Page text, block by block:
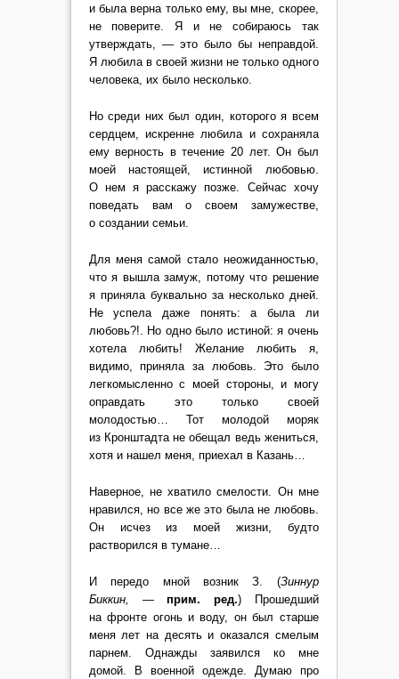
и была верна только ему, вы мне, скорее,
не поверите. Я и не собираюсь так
утверждать, — это было бы неправдой.
Я любила в своей жизни не только одного
человека, их было несколько.
Но среди них был один, которого я всем
сердцем, искренне любила и сохраняла
ему верность в течение 20 лет. Он был
моей настоящей, истинной любовью.
О нем я расскажу позже. Сейчас хочу
поведать вам о своем замужестве,
о создании семьи.
Для меня самой стало неожиданностью,
что я вышла замуж, потому что решение
я приняла буквально за несколько дней.
Не успела даже понять: а была ли
любовь?!. Но одно было истиной: я очень
хотела любить! Желание любить я,
видимо, приняла за любовь. Это было
легкомысленно с моей стороны, и могу
оправдать это только своей
молодостью… Тот молодой моряк
из Кронштадта не обещал ведь жениться,
хотя и нашел меня, приехал в Казань…
Наверное, не хватило смелости. Он мне
нравился, но все же это была не любовь.
Он исчез из моей жизни, будто
растворился в тумане…
И передо мной возник З. (Зиннур
Биккин,
—прим. ред.) Прошедший
на фронте огонь и воду, он был старше
меня лет на десять и оказался смелым
парнем. Однажды заявился ко мне
домой. В военной одежде. Думаю про